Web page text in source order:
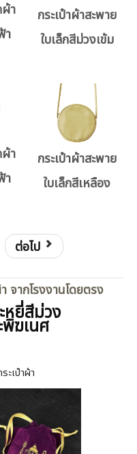
า
า
กระเป๋าผ้าสะพาย
ใบเล็กสีม่วงเข้ม
า
า
กระเป๋าผ้าสะพาย
ใบเล็กสีเหลือง
ต่อไป
จากโรงงานโดยตรง
หยี่สีม่วง
ฆเนศ
ะเป๋าผ้า